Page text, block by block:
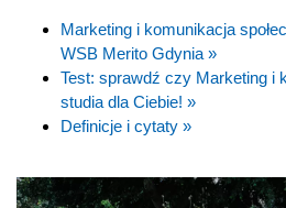
Marketing i komunikacja
WSB Merito Gdynia »
Test: sprawdź czy Marketing i
studia dla Ciebie! »
Definicje i cytaty »